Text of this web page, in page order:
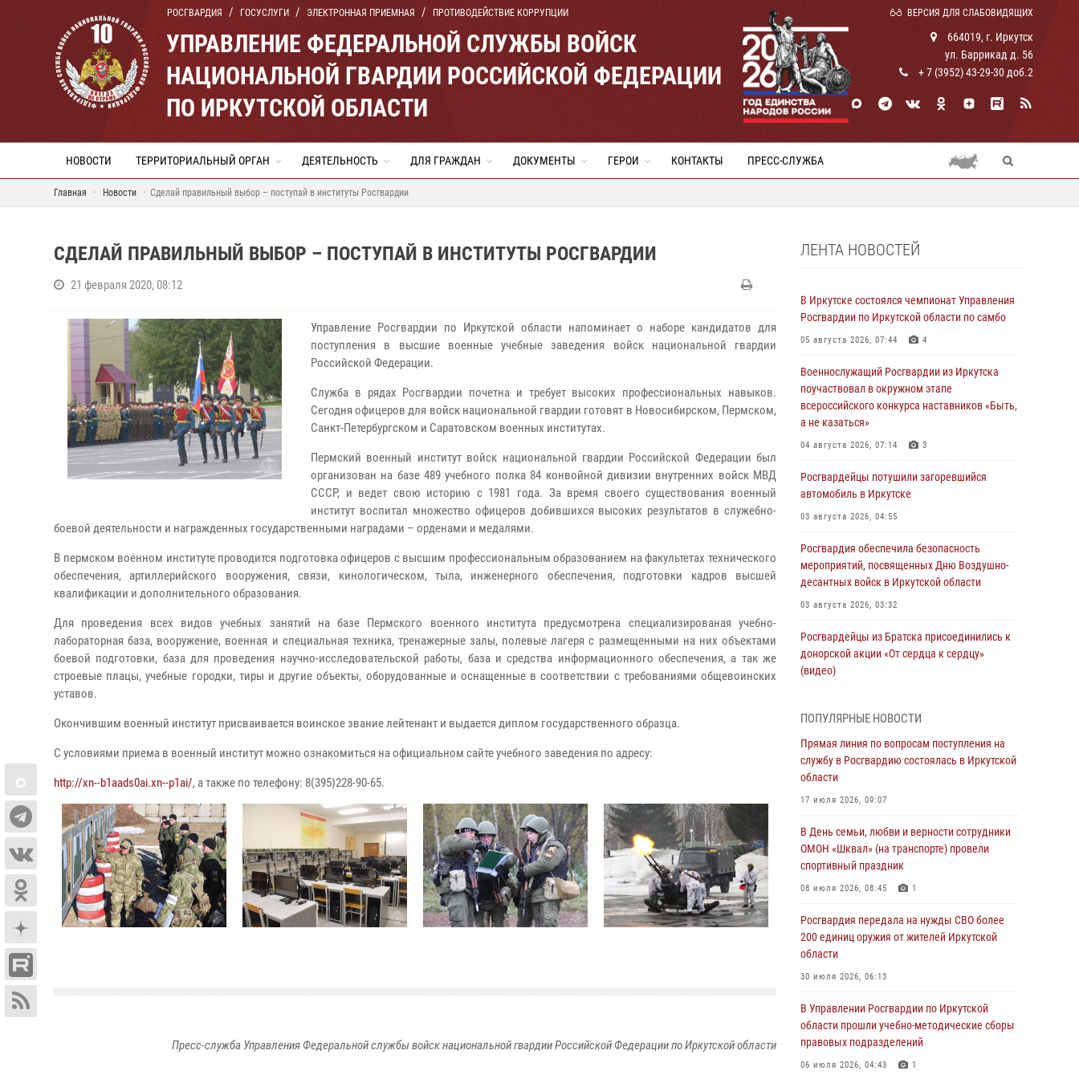
РОСГВАРДИЯ ГОСУСЛУГИ ЭЛЕКТРОННАЯ ПРИЕМНАЯ ПРОТИВОДЕЙСТВИЕ КОРРУПЦИИ ВЕРСИЯ ДЛЯ СЛАБОВИДЯЩИХ
УПРАВЛЕНИЕ ФЕДЕРАЛЬНОЙ СЛУЖБЫ ВОЙСК
НАЦИОНАЛЬНОЙ ГВАРДИИ РОССИЙСКОЙ ФЕДЕРАЦИИ
ПО ИРКУТСКОЙ ОБЛАСТИ
664019, г. Иркутск
ул. Баррикад д. 56
+ 7 (3952) 43-29-30 доб.2
НОВОСТИ ТЕРРИТОРИАЛЬНЫЙ ОРГАН ДЕЯТЕЛЬНОСТЬ ДЛЯ ГРАЖДАН ДОКУМЕНТЫ ГЕРОИ КОНТАКТЫ ПРЕСС-СЛУЖБА
Главная Новости Сделай правильный выбор – поступай в институты Росгвардии
СДЕЛАЙ ПРАВИЛЬНЫЙ ВЫБОР – ПОСТУПАЙ В ИНСТИТУТЫ РОСГВАРДИИ
21 февраля 2020, 08:12
Управление Росгвардии по Иркутской области напоминает о наборе кандидатов для
поступления в высшие военные учебные заведения войск национальной гвардии
Российской Федерации.
Служба в рядах Росгвардии почетна и требует высоких профессиональных навыков.
Сегодня офицеров для войск национальной гвардии готовят в Новосибирском, Пермском,
Санкт-Петербургском и Саратовском военных институтах.
Пермский военный институт войск национальной гвардии Российской Федерации был
организован на базе 489 учебного полка 84 конвойной дивизии внутренних войск МВД
СССР, и ведет свою историю с 1981 года. За время своего существования военный
институт воспитал множество офицеров добившихся высоких результатов в служебно-
боевой деятельности и награжденных государственными наградами – орденами и медалями.
В пермском военном институте проводится подготовка офицеров с высшим профессиональным образованием на факультетах технического
обеспечения, артиллерийского вооружения, связи, кинологическом, тыла, инженерного обеспечения, подготовки кадров высшей
квалификации и дополнительного образования.
Для проведения всех видов учебных занятий на базе Пермского военного института предусмотрена специализированая учебно-
лабораторная база, вооружение, военная и специальная техника, тренажерные залы, полевые лагеря с размещенными на них объектами
боевой подготовки, база для проведения научно-исследовательской работы, база и средства информационного обеспечения, а так же
строевые плацы, учебные городки, тиры и другие объекты, оборудованные и оснащенные в соответствии с требованиями общевоинских
уставов.
Окончившим военный институт присваивается воинское звание лейтенант и выдается диплом государственного образца.
С условиями приема в военный институт можно ознакомиться на официальном сайте учебного заведения по адресу:
http://xn--b1aads0ai.xn--p1ai/, а также по телефону: 8(395)228-90-65.
Пресс-служба Управления Федеральной службы войск национальной гвардии Российской Федерации по Иркутской области
ЛЕНТА НОВОСТЕЙ
В Иркутске состоялся чемпионат Управления
Росгвардии по Иркутской области по самбо
05 августа 2026, 07:44 4
Военнослужащий Росгвардии из Иркутска
поучаствовал в окружном этапе
всероссийского конкурса наставников «Быть,
а не казаться»
04 августа 2026, 07:14 3
Росгвардейцы потушили загоревшийся
автомобиль в Иркутске
03 августа 2026, 04:55
Росгвардия обеспечила безопасность
мероприятий, посвященных Дню Воздушно-
десантных войск в Иркутской области
03 августа 2026, 03:32
Росгвардейцы из Братска присоединились к
донорской акции «От сердца к сердцу»
(видео)
Сотрудники Росгвардии нашли и вернули
родственникам пропавшую пожилую
женщину в Иркутске
30 июля 2026, 07:37
200 единиц оружия от жителей Иркутской
области
30 июля 2026, 06:13
Иркутской области провели рейды по
соблюдению миграционного
законодательства
30 июля 2026, 04:19
В честь 10-летия Росгвардии сотрудники
вневедомственной охраны из Ангарска
познакомили отдыхающих детского лагеря со
ПОПУЛЯРНЫЕ НОВОСТИ
Прямая линия по вопросам поступления на
службу в Росгвардию состоялась в Иркутской
области
17 июля 2026, 09:07
В День семьи, любви и верности сотрудники
ОМОН «Шквал» (на транспорте) провели
спортивный праздник
08 июля 2026, 08:45 1
Росгвардия передала на нужды СВО более
200 единиц оружия от жителей Иркутской
области
30 июля 2026, 06:13
В Управлении Росгвардии по Иркутской
области прошли учебно-методические сборы
правовых подразделений
06 июля 2026, 04:43 1